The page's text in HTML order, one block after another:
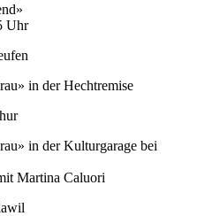
Uhr
in der Hechtremise
in der Kulturgarage bei
Martina Caluori